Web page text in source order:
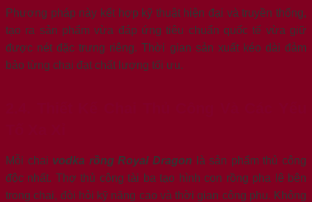
Phương pháp này kết hợp kỹ thuật hiện đại và truyền thống,
tạo ra sản phẩm vừa đáp ứng tiêu chuẩn quốc tế vừa giữ
được nét đặc trưng riêng. Thời gian sản xuất kéo dài đảm
bảo từng chai đạt chất lượng tối ưu.
Mỗi chai vodka rồng Royal Dragon là sản phẩm thủ công
độc nhất. Thợ thủ công tài ba tạo hình con rồng pha lê bên
trong chai, đòi hỏi kỹ năng cao và thời gian công phu. Không